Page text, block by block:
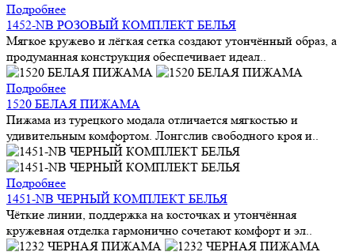
Подробнее
1452-NB РОЗОВЫЙ КОМПЛЕКТ БЕЛЬЯ
Мягкое кружево и лёгкая сетка создают утончённый образ, а
продуманная конструкция обеспечивает идеал..
Подробнее
1520 БЕЛАЯ ПИЖАМА
Пижама из турецкого модала отличается мягкостью и
удивительным комфортом. Лонгслив свободного кроя и..
Подробнее
1451-NB ЧЕРНЫЙ КОМПЛЕКТ БЕЛЬЯ
Чёткие линии, поддержка на косточках и утончённая
кружевная отделка гармонично сочетают комфорт и эл..